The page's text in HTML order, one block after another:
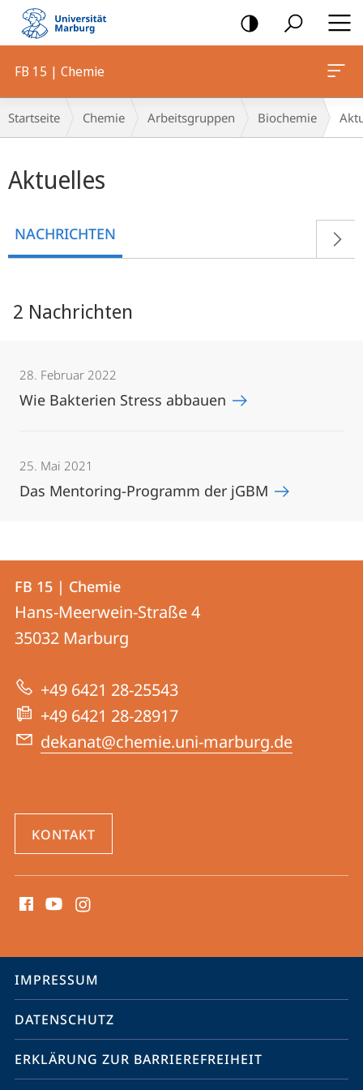
Mobile-
Navigation
FB 15 | Chemie
Breadcrumb-
Navigation
Startseite Chemie Arbeitsgruppen Biochemie
Aktuelles
NACHRICHTEN
2 Nachrichten
28. Februar 2022
Wie Bakterien Stress abbauen
25. Mai 2021
Das Mentoring-Programm der jGBM
Kontakt
und
Informationen
zur
Website
Kontaktinformationen
FB
15
|
Chemie
FB 15 | Chemie
Hans-Meerwein-Straße 4
35032 Marburg
+49 6421 28-25543
+49 6421 28-28917
dekanat@chemie.uni-marburg.de
KONTAKT
Media
Service-
Navigation
IMPRESSUM
DATENSCHUTZ
ERKLÄRUNG ZUR BARRIEREFREIHEIT